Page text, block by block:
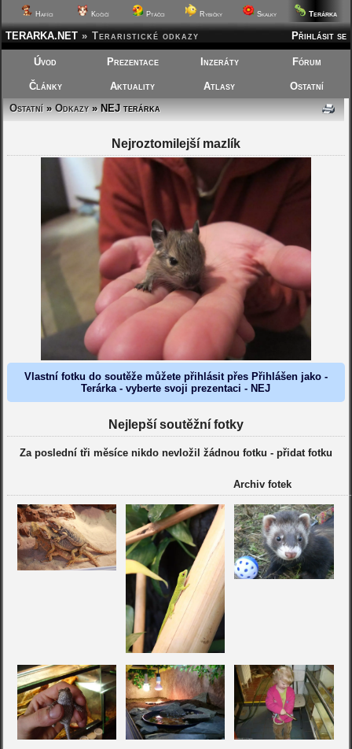
Hafíci Kočičí Ptáčci Rybičky Skalky Terárka
Přihlásit se
TERARKA.NET » Teraristické odkazy
Úvod Prezentace Inzeráty Fórum
Články Aktuality Atlasy
Ostatní
Ostatní»Odkazy» NEJ terárka
Nejroztomilejší mazlík
Vlastní fotku do soutěže můžete přihlásit přes Přihlášen jako -
Terárka - vyberte svoji prezentaci - NEJ
Nejlepší soutěžní fotky
Za poslední tři měsíce nikdo nevložil žádnou fotku - přidat fotku
Archiv fotek